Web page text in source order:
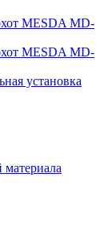
MESDA MD-
MESDA MD-
установка
материала